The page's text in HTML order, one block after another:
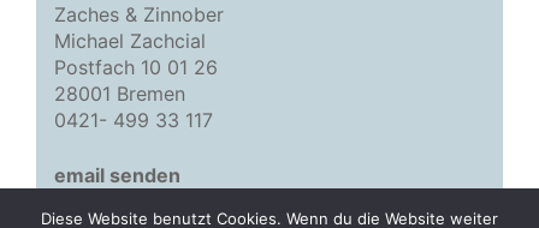
Zaches & Zinnober
Michael Zachcial
Postfach 10 01 26
28001 Bremen
0421- 499 33 117
email senden
Diese Website benutzt Cookies. Wenn du die Website weiter